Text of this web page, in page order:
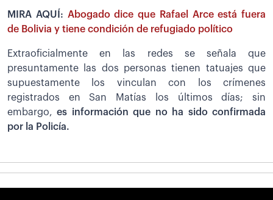
MIRA AQUÍ: Abogado dice que Rafael Arce está fuera
de Bolivia y tiene condición de refugiado político
Extraoficialmente en las redes se señala que
presuntamente las dos personas tienen tatuajes que
supuestamente los vinculan con los crímenes
registrados en San Matías los últimos días; sin
embargo,es información que no ha sido confirmada
por la Policía.